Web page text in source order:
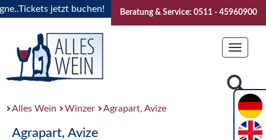
jetzt buchen! "Das Sommerfest 2026" Vive la
Beratung & Service: 0511 - 45960900
Toggle
Alles Wein Winzer Agrapart, Avize
Agrapart, Avize